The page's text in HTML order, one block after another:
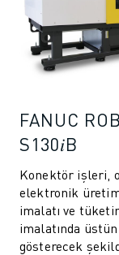
FANUC
S130𝑖B
Konektör işleri,
elektronik
imalatı ve
imalatında
gösterecek